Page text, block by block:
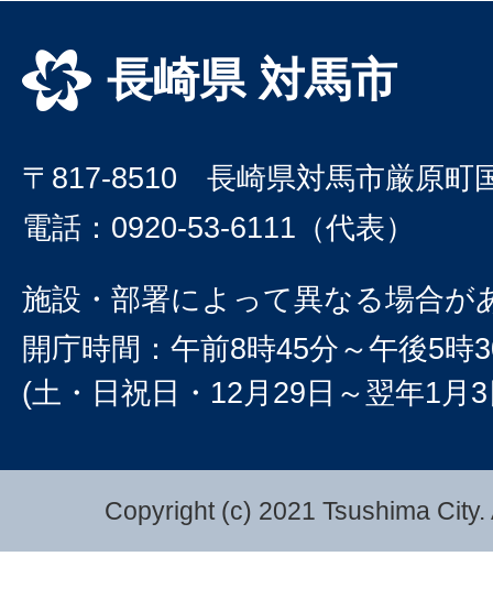
長崎県 対馬市
〒817-8510 長崎県対馬市厳原町
電話：0920-53-6111（代表）
施設・部署によって異なる場合が
開庁時間：午前8時45分～午後5時
(土・日祝日・12月29日～翌年1月
Copyright (c) 2021 Tsushima